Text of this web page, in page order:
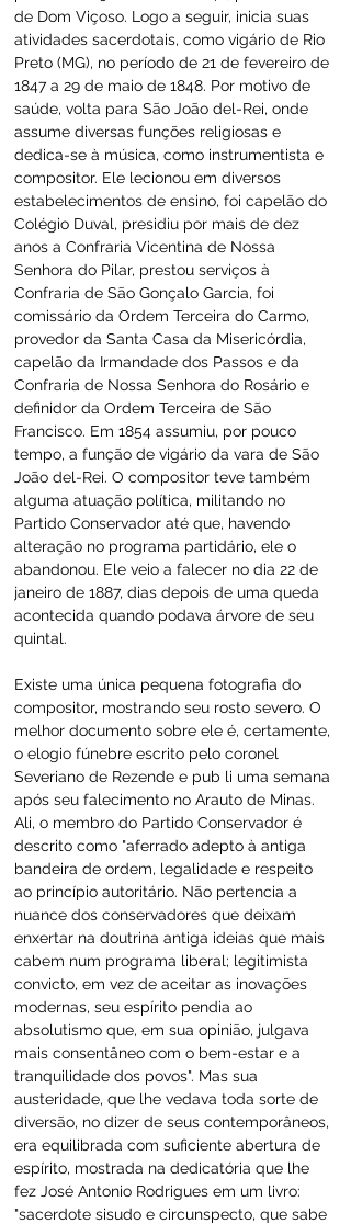
de Dom Viçoso. Logo a seguir, inicia suas
atividades sacerdotais, como vigário de Rio
Preto (MG), no período de 21 de fevereiro de
1847 a 29 de maio de 1848. Por motivo de
saúde, volta para São João del-Rei, onde
assume diversas funções religiosas e
dedica-se à música, como instrumentista e
compositor. Ele lecionou em diversos
estabelecimentos de ensino, foi capelão do
Colégio Duval, presidiu por mais de dez
anos a Confraria Vicentina de Nossa
Senhora do Pilar, prestou serviços à
Confraria de São Gonçalo Garcia, foi
comissário da Ordem Terceira do Carmo,
provedor da Santa Casa da Misericórdia,
capelão da Irmandade dos Passos e da
Confraria de Nossa Senhora do Rosário e
definidor da Ordem Terceira de São
Francisco. Em 1854 assumiu, por pouco
tempo, a função de vigário da vara de São
João del-Rei. O compositor teve também
alguma atuação política, militando no
Partido Conservador até que, havendo
alteração no programa partidário, ele o
abandonou. Ele veio a falecer no dia 22 de
janeiro de 1887, dias depois de uma queda
acontecida quando podava árvore de seu
quintal.
Existe uma única pequena fotografia do
compositor, mostrando seu rosto severo. O
melhor documento sobre ele é, certamente,
o elogio fúnebre escrito pelo coronel
Severiano de Rezende e pub li uma semana
após seu falecimento no Arauto de Minas.
Ali, o membro do Partido Conservador é
descrito como "aferrado adepto à antiga
bandeira de ordem, legalidade e respeito
ao princípio autoritário. Não pertencia a
nuance dos conservadores que deixam
enxertar na doutrina antiga ideias que mais
cabem num programa liberal; legitimista
convicto, em vez de aceitar as inovações
modernas, seu espírito pendia ao
absolutismo que, em sua opinião, julgava
mais consentâneo com o bem-estar e a
tranquilidade dos povos". Mas sua
austeridade, que lhe vedava toda sorte de
diversão, no dizer de seus contemporâneos,
era equilibrada com suficiente abertura de
espírito, mostrada na dedicatória que lhe
fez José Antonio Rodrigues em um livro:
"sacerdote sisudo e circunspecto, que sabe